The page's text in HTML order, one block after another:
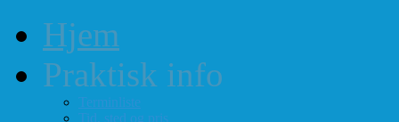
Hjem
Praktisk info
Terminliste
Tid, sted og pris